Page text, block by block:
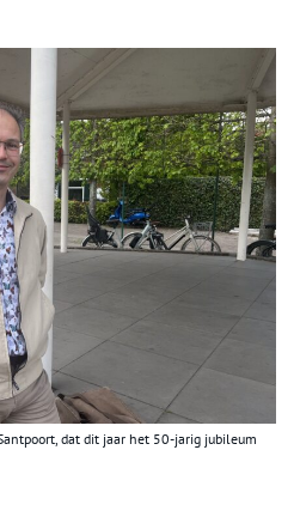
dat dit jaar het 50-jarig jubileum